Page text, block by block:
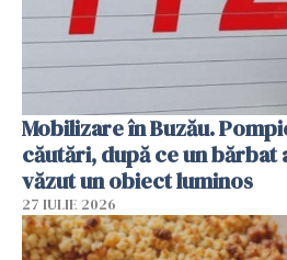
Mobilizare în Buzău.
căutări, după ce un bărbat
văzut un obiect luminos
27 IULIE 2026